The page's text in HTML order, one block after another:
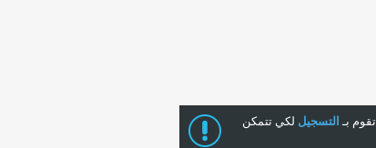
بـالتسجيل لكي تتمكن